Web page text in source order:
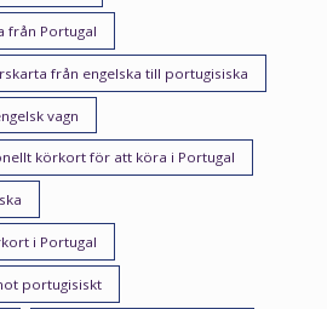
från Portugal
från engelska till portugisiska
vagn
körkort för att köra i Portugal
i Portugal
portugisiskt